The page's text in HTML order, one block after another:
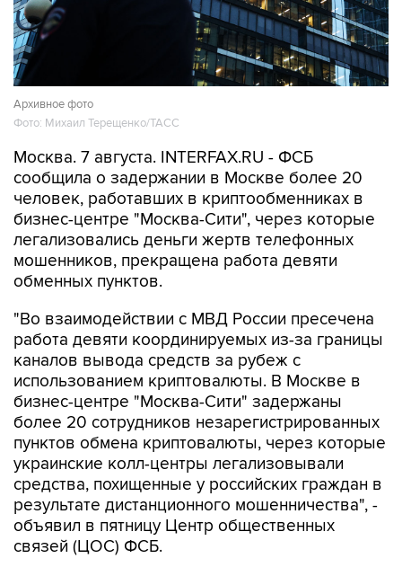
Архивное фото
Фото: Михаил Терещенко/ТАСС
Москва. 7 августа. INTERFAX.RU - ФСБ
сообщила о задержании в Москве более 20
человек, работавших в криптообменниках в
бизнес-центре "Москва-Сити", через которые
легализовались деньги жертв телефонных
мошенников, прекращена работа девяти
обменных пунктов.
"Во взаимодействии с МВД России пресечена
работа девяти координируемых из-за границы
каналов вывода средств за рубеж с
использованием криптовалюты. В Москве в
бизнес-центре "Москва-Сити" задержаны
более 20 сотрудников незарегистрированных
пунктов обмена криптовалюты, через которые
украинские колл-центры легализовывали
средства, похищенные у российских граждан в
результате дистанционного мошенничества", -
объявил в пятницу Центр общественных
связей (ЦОС) ФСБ.